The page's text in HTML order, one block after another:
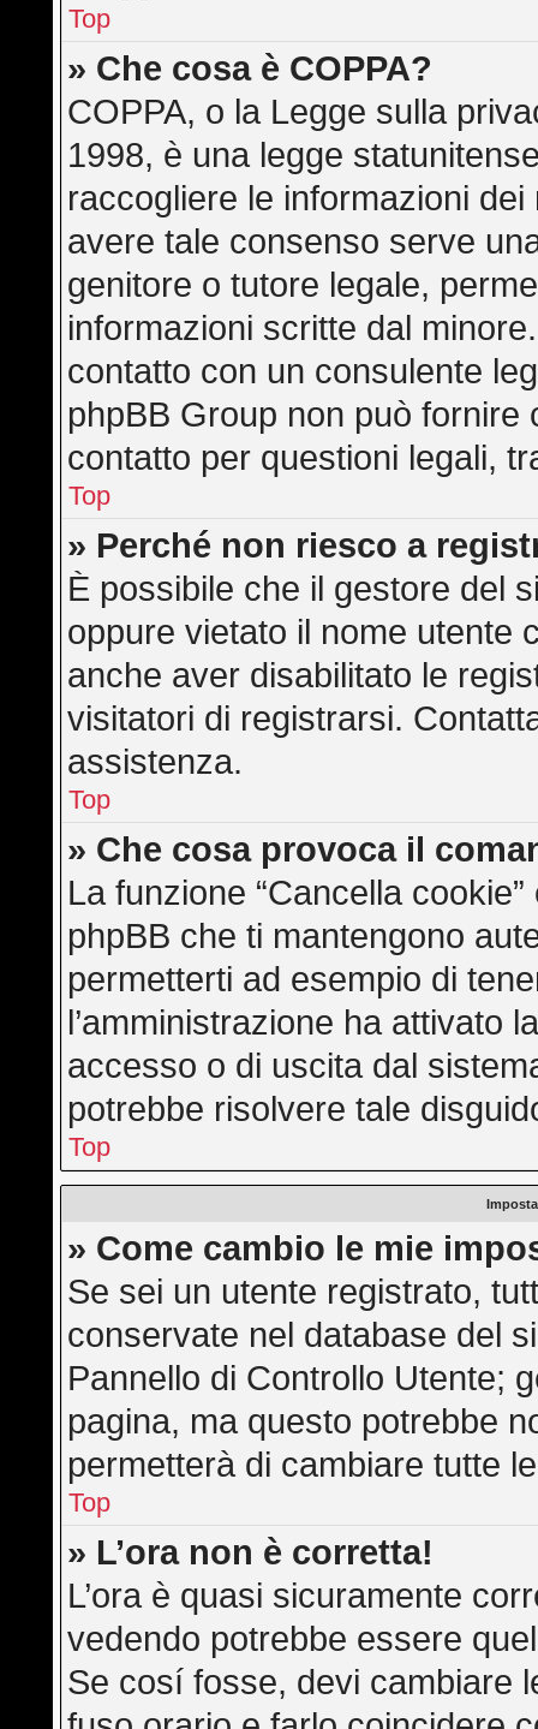
Top
» Che cosa è COPPA?
COPPA, o la Legge sulla
1998, è una legge
raccogliere le informazioni
avere tale consenso serve
genitore o tutore legale,
informazioni scritte dal
contatto con un consulente
phpBB Group non può fornire
contatto per questioni legali,
Top
» Perché non riesco a
È possibile che il gestore del
oppure vietato il nome utente
anche aver disabilitato le
visitatori di registrarsi.
assistenza.
Top
» Che cosa provoca il
La funzione “Cancella
phpBB che ti mantengono
permetterti ad esempio di
l’amministrazione ha attivato
accesso o di uscita dal
potrebbe risolvere tale
Top
» Come cambio le mie
Se sei un utente registrato,
conservate nel database del
Pannello di Controllo Utente;
pagina, ma questo potrebbe
permetterà di cambiare tutte
Top
» L’ora non è corretta!
L’ora è quasi sicuramente
vedendo potrebbe essere
Se cosí fosse, devi cambiare